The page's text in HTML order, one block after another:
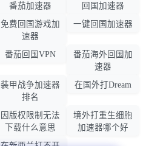
番茄加速器
回国加速器
免费回国游戏加
速器
一键回国加速器
番茄回国VPN
番茄海外回国加
速器
装甲战争加速器
排名
在国外打Dream
因版权限制无法
下载什么意思
境外打重生细胞
加速器哪个好